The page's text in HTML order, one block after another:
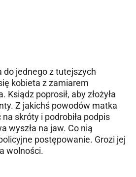
do jednego z tutejszych
kobieta z zamiarem
Ksiądz poprosił, aby złożyła
Z jakichś powodów matka
skróty i podrobiła podpis
wyszła na jaw. Co nią
postępowanie. Grozi jej
wolności.